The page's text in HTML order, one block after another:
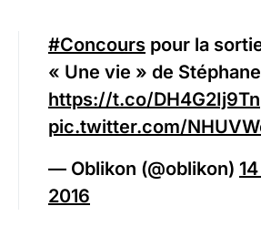
#Concours pour la
« Une vie » de
https://t.co/DH4G2Ij9Tn
pic.twitter.com/
— Oblikon (@oblikon)
2016